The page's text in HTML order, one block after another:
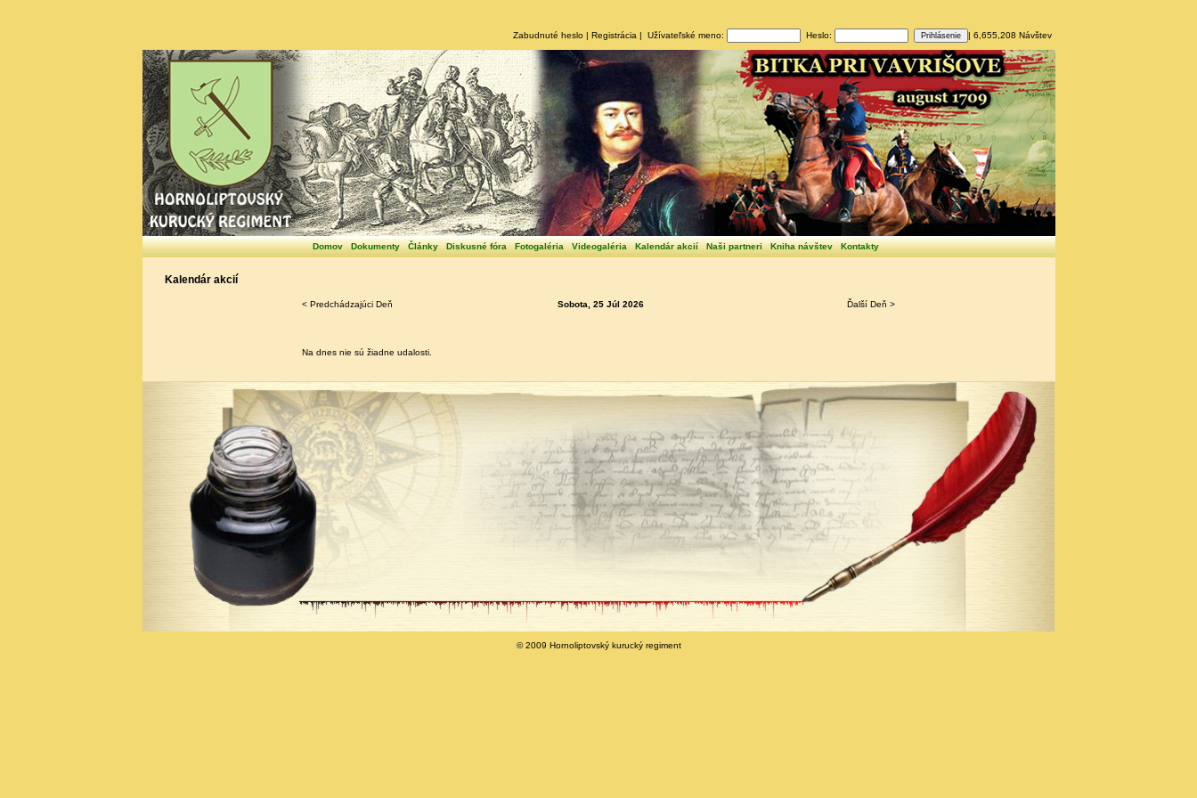
Zabudnuté heslo| Registrácia | Užívateľské meno: Heslo: | 6,655,208 Návštev
Domov Dokumenty Články Diskusné fóra Fotogaléria Videogaléria Kalendár akcií Naši partneri Kniha návštev Kontakty
Kalendár akcií
< Predchádzajúci Deň Sobota, 25 Júl 2026 Ďalší Deň >
Na dnes nie sú žiadne udalosti.
© 2009 Hornoliptovský kurucký regiment